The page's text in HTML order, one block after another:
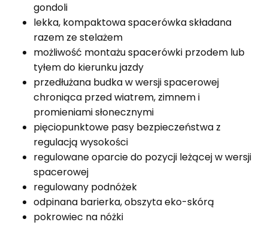
gondoli
lekka, kompaktowa spacerówka składana
razem ze stelażem
możliwość montażu spacerówki przodem lub
tyłem do kierunku jazdy
przedłużana budka w wersji spacerowej
chroniąca przed wiatrem, zimnem i
promieniami słonecznymi
pięciopunktowe pasy bezpieczeństwa z
regulacją wysokości
regulowane oparcie do pozycji leżącej w wersji
spacerowej
regulowany podnóżek
odpinana barierka, obszyta eko-skórą
pokrowiec na nóżki